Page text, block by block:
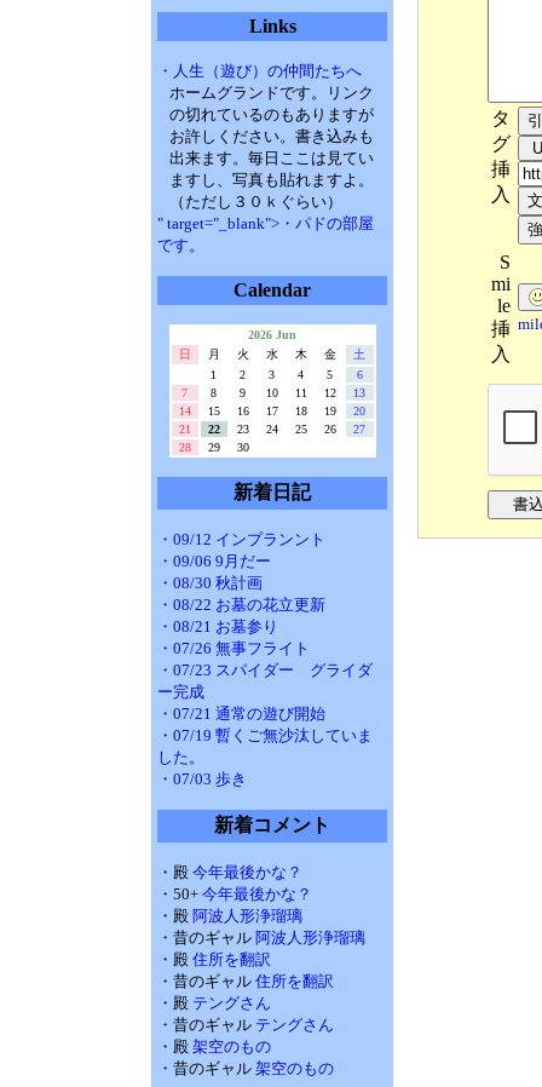
Links
・人生（遊び）の仲間たちへ
ホームグランドです。リンク
の切れているのもありますが
お許しください。書き込みも
出来ます。毎日ここは見てい
ますし、写真も貼れますよ。
（ただし３０ｋぐらい）
" target="_blank">・パドの部屋
です。
Calendar
2026 Jun
日
月 火 水 木 金
土
1
2 3 4 5
6
7
8 9 10 11 12
13
14
15 16 17 18 19
20
21
22 23 24 25 26
27
28
29 30
新着日記
・09/12 インプランント
・09/06 9月だー
・08/30 秋計画
・08/22 お墓の花立更新
・08/21 お墓参り
・07/26 無事フライト
・07/23 スパイダー グライダ
ー完成
・07/21 通常の遊び開始
・07/19 暫くご無沙汰していま
した。
・07/03 歩き
新着コメント
・殿 今年最後かな？
・50+ 今年最後かな？
・殿 阿波人形浄瑠璃
・昔のギャル 阿波人形浄瑠璃
・殿 住所を翻訳
・昔のギャル 住所を翻訳
・殿 テングさん
・昔のギャル テングさん
・殿 架空のもの
・昔のギャル 架空のもの
タ
グ
挿
入
S
mi
le
挿
入